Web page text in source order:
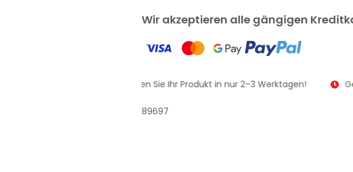
Wir akzeptieren alle gängigen
Erhalten Sie Ihr Produkt in nur 2–3 Werktagen!
89697